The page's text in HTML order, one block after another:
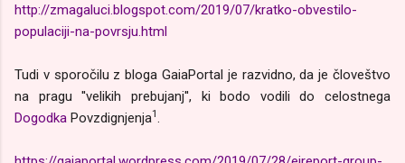
http://zmagaluci.blogspot.com/2019/07/kratko-obvestilo-
populaciji-na-povrsju.html
Tudi v sporočilu z bloga GaiaPortal je razvidno, da je človeštvo
na pragu ''velikih prebujanj'', ki bodo vodili do celostnega
Dogodka Povzdignjenja1